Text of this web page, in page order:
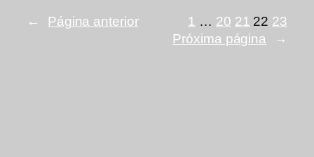
← Página anterior 1 … 20 21 22 23
Próxima página
→